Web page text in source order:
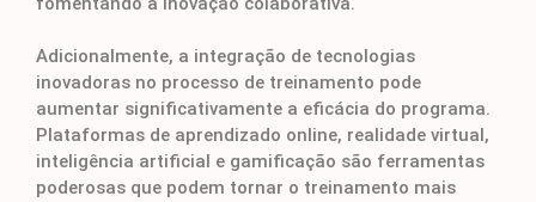
Adicionalmente, a integração de tecnologias
inovadoras no processo de treinamento pode
aumentar significativamente a eficácia do programa.
Plataformas de aprendizado online, realidade virtual,
inteligência artificial e gamificação são ferramentas
poderosas que podem tornar o treinamento mais